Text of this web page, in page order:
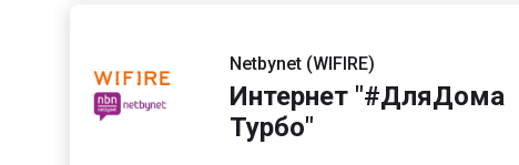
Netbynet (WIFIRE)
Интернет "#ДляДома
Турбо"